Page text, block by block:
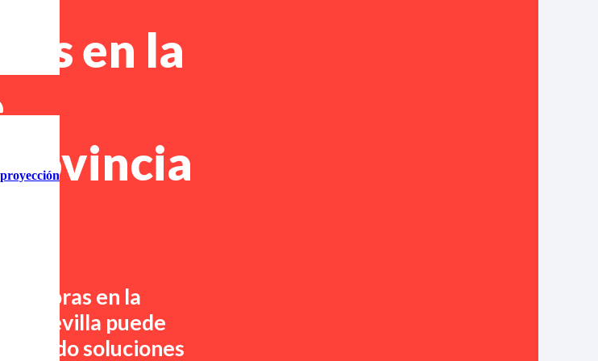
en la
en la
de Sevilla puede
soluciones